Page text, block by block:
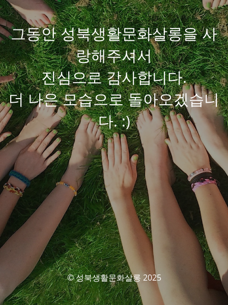
그동안 성북생활문화살롱을 사
랑해주셔서
진심으로 감사합니다.
더 나은 모습으로 돌아오겠습니
다. :)
© 성북생활문화살롱 2025